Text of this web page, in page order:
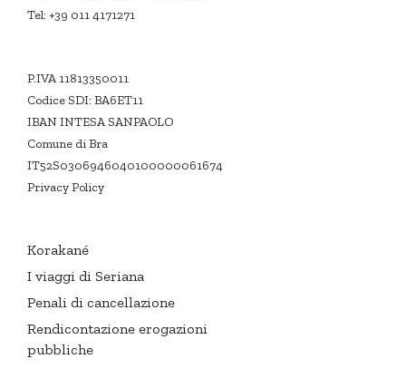
Tel: +39 011 4171271
P.IVA 11813350011
Codice SDI: BA6ET11
IBAN INTESA SANPAOLO
Comune di Bra
IT52S0306946040100000061674
Privacy Policy
Korakané
I viaggi di Seriana
Penali di cancellazione
Rendicontazione erogazioni
pubbliche